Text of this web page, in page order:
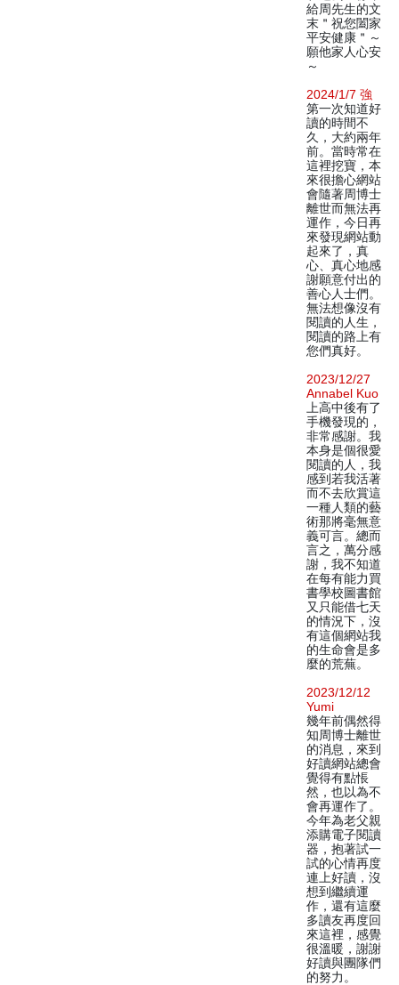
給周先生的文
末＂祝您闔家
平安健康＂～
願他家人心安
～
2024/1/7 強
第一次知道好
讀的時間不
久，大約兩年
前。當時常在
這裡挖寶，本
來很擔心網站
會隨著周博士
離世而無法再
運作，今日再
來發現網站動
起來了，真
心、真心地感
謝願意付出的
善心人士們。
無法想像沒有
閱讀的人生，
閱讀的路上有
您們真好。
2023/12/27
Annabel Kuo
上高中後有了
手機發現的，
非常感謝。我
本身是個很愛
閱讀的人，我
感到若我活著
而不去欣賞這
一種人類的藝
術那將毫無意
義可言。總而
言之，萬分感
謝，我不知道
在每有能力買
書學校圖書館
又只能借七天
的情況下，沒
有這個網站我
的生命會是多
麼的荒蕪。
2023/12/12
Yumi
幾年前偶然得
知周博士離世
的消息，來到
好讀網站總會
覺得有點悵
然，也以為不
會再運作了。
今年為老父親
添購電子閱讀
器，抱著試一
試的心情再度
連上好讀，沒
想到繼續運
作，還有這麼
多讀友再度回
來這裡，感覺
很溫暖，謝謝
好讀與團隊們
的努力。